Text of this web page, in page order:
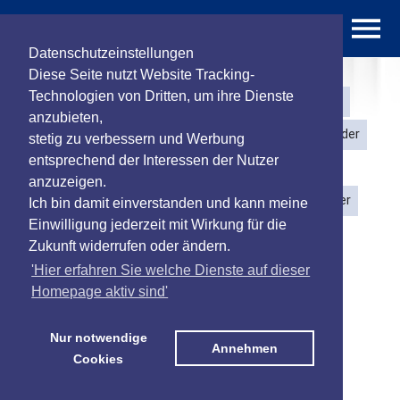
Datenschutzeinstellungen
Diese Seite nutzt Website Tracking-
Technologien von Dritten, um ihre Dienste
anzubieten,
stetig zu verbessern und Werbung
entsprechend der Interessen der Nutzer
anzuzeigen.
Ich bin damit einverstanden und kann meine
Einwilligung jederzeit mit Wirkung für die
Zukunft widerrufen oder ändern.
'Hier erfahren Sie welche Dienste auf dieser
Homepage aktiv sind'
Nur notwendige
Cookies
Annehmen
<< Funktionen Sicherheit Sicherheit Setangebote
ControlCenter Bedienteile / Tags Bewegungsmelder
Öffnungs- / Glasbruchmelder Fürsorge
Feuer /Wasser /Gas /Temperatur Sirenen / Repeater
Bild / Video